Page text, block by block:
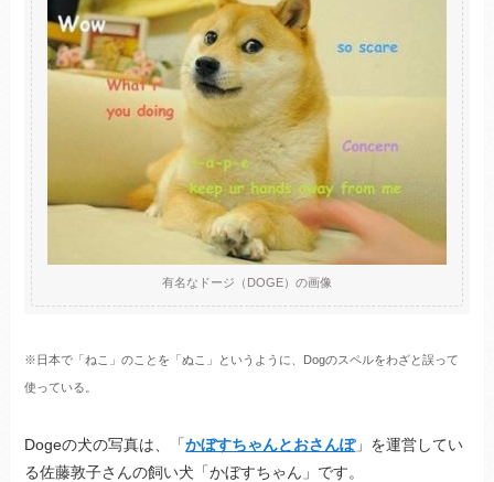
有名なドージ（DOGE）の画像
※日本で「ねこ」のことを「ぬこ」というように、Dogのスペルをわざと誤って
使っている。
Dogeの犬の写真は、「かぼすちゃんとおさんぽ」を運営してい
る佐藤敦子さんの飼い犬「かぼすちゃん」です。